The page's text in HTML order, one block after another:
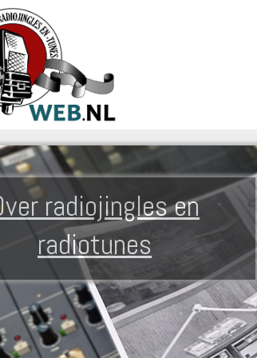
radiojingles en
radiotunes